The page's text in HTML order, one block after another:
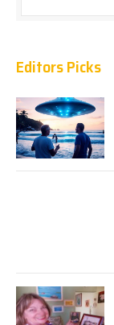
Editors Picks